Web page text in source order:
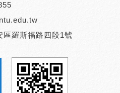
區羅斯福路四段1號